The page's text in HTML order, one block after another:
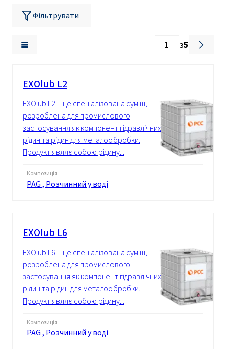
Фільтрувати
з5
EXOlub L2
EXOlub L2 – це спеціалізована суміш,
розроблена для промислового
застосування як компонент гідравлічних
рідин та рідин для металообробки.
Продукт являє собою рідину...
Композиція
PAG , Розчинний у воді
EXOlub L6
EXOlub L6 – це спеціалізована суміш,
розроблена для промислового
застосування як компонент гідравлічних
рідин та рідин для металообробки.
Продукт являє собою рідину...
Композиція
PAG , Розчинний у воді